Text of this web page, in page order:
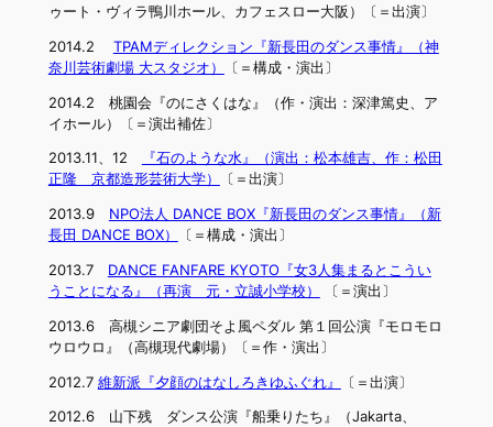
ゥート・ヴィラ鴨川ホール、カフェスロー大阪）〔＝出演〕
2014.2 TPAMディレクション『新長田のダンス事情』（神
奈川芸術劇場 大スタジオ）
〔＝構成・演出〕
2014.2 桃園会『のにさくはな』（作・演出：深津篤史、ア
イホール）〔＝演出補佐〕
2013.11、12
『石のような水』（演出：松本雄吉、作：松田
正隆 京都造形芸術大学）
〔＝出演〕
2013.9 NPO法人 DANCE BOX『新長田のダンス事情』（新
長田 DANCE BOX）
〔＝構成・演出〕
2013.7 DANCE FANFARE KYOTO『女3人集まるとこうい
うことになる』（再演 元・立誠小学校）
〔＝演出〕
2013.6 高槻シニア劇団そよ風ペダル 第１回公演『モロモロ
ウロウロ』（高槻現代劇場）〔＝作・演出〕
2012.7 維新派『夕顔のはなしろきゆふぐれ』 〔＝出演〕
2012.6 山下残 ダンス公演『船乗りたち』（Jakarta、